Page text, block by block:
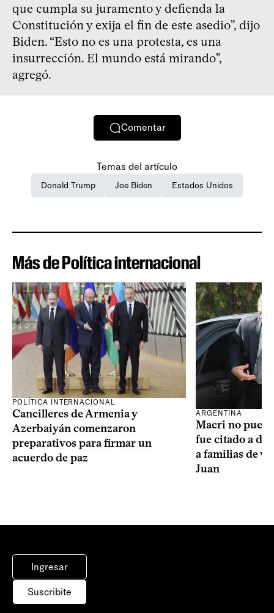
que cumpla su juramento y defienda la
Constitución y exija el fin de este asedio”, dijo
Biden. “Esto no es una protesta, es una
insurrección. El mundo está mirando”,
agregó.
Comentar
Temas del artículo
Donald Trump Joe Biden Estados Unidos
Más de Política internacional
POLÍTICA INTERNACIONAL
Cancilleres de Armenia y
Azerbaiyán comenzaron
preparativos para firmar un
acuerdo de paz
ARGENTINA
Macri no
fue citado a
a familias de
Juan
Ingresar
Suscribite